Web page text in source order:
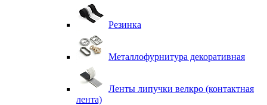
Резинка
Металлофурнитура декоративная
Ленты липучки велкро (контактная
лента)